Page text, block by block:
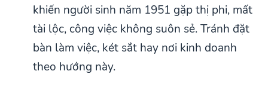
khiến người sinh năm 1951 gặp thị phi, mất
tài lộc, công việc không suôn sẻ. Tránh đặt
bàn làm việc, két sắt hay nơi kinh doanh
theo hướng này.